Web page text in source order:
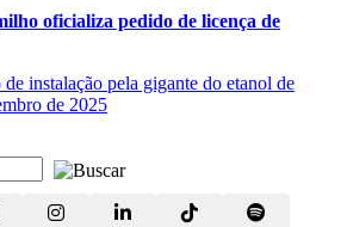
oficializa pedido de licença de
instalação pela gigante do etanol de
de 2025